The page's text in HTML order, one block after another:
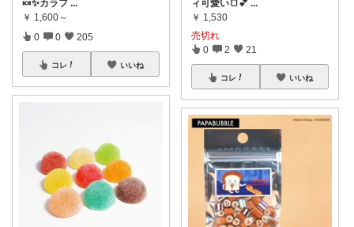
🍬✨カラフ ...
￥ 1,600～
0 0 205
コレ いいね
ィ可愛い🍞💕 ...
￥ 1,530
売切れ
0 2 21
コレ いいね